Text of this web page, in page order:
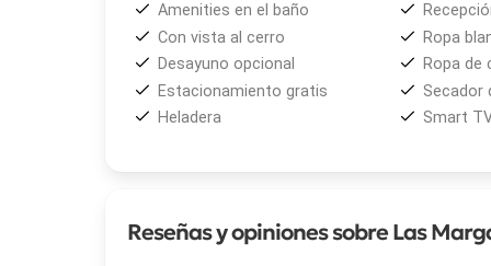
La ubicación permite un acceso sencillo a
16 kilómetros, mientras que el Parque Nacional
Internacional Ushuaia – Malvinas Argentinas se
la ciudad.
Amenities en el baño
Con vista al cerro
Desayuno opcional
Estacionamiento gratis
Heladera
Ropa
Ropa de
Secador
Smart
Reseñas y opiniones sobre Las